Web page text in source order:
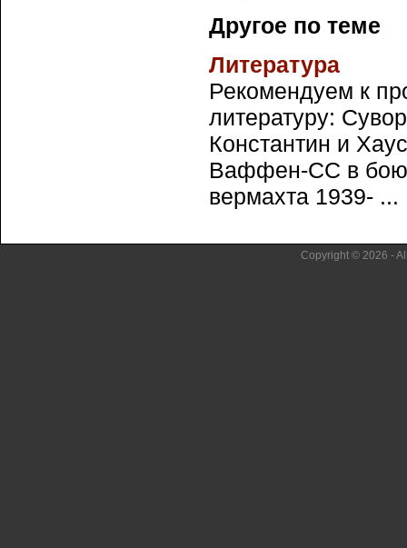
Другое по теме
Литература
Рекомендуем к
литературу:
Константин и
Ваффен-СС в бою.
вермахта 1939- ...
Copyright © 2026 -